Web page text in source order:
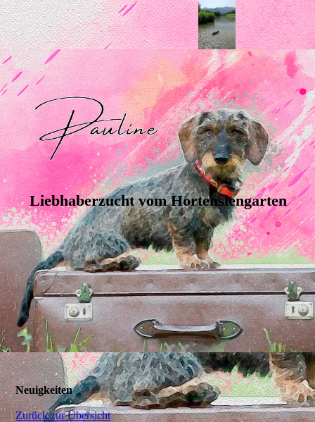
Liebhaberzucht vom Hortensiengarten
Neuigkeiten
Zurück zur Übersicht